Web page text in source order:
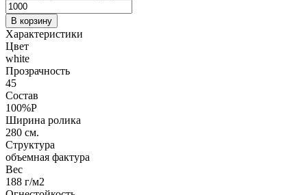
В корзину
Характеристики
Цвет
white
Прозрачность
45
Состав
100%P
Ширина ролика
280 см.
Структура
объемная фактура
Вес
188 г/м2